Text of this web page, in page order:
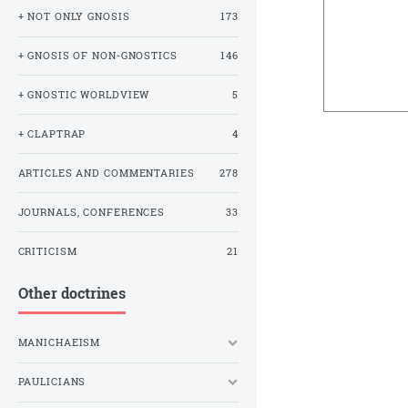
+ NOT ONLY GNOSIS 173
+ GNOSIS OF NON-GNOSTICS 146
+ GNOSTIC WORLDVIEW 5
+ CLAPTRAP 4
ARTICLES AND COMMENTARIES 278
JOURNALS, CONFERENCES 33
CRITICISM 21
Other doctrines
MANICHAEISM
PAULICIANS